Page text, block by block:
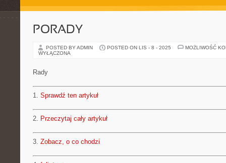
PORADY
POSTED BY ADMIN POSTED ON LIS - 8 - 2025
MOŻLIWOŚĆ
WYŁĄCZONA
Rady
1. Sprawdź ten artykuł
2. Przeczytaj cały artykuł
3. Zobacz, o co chodzi